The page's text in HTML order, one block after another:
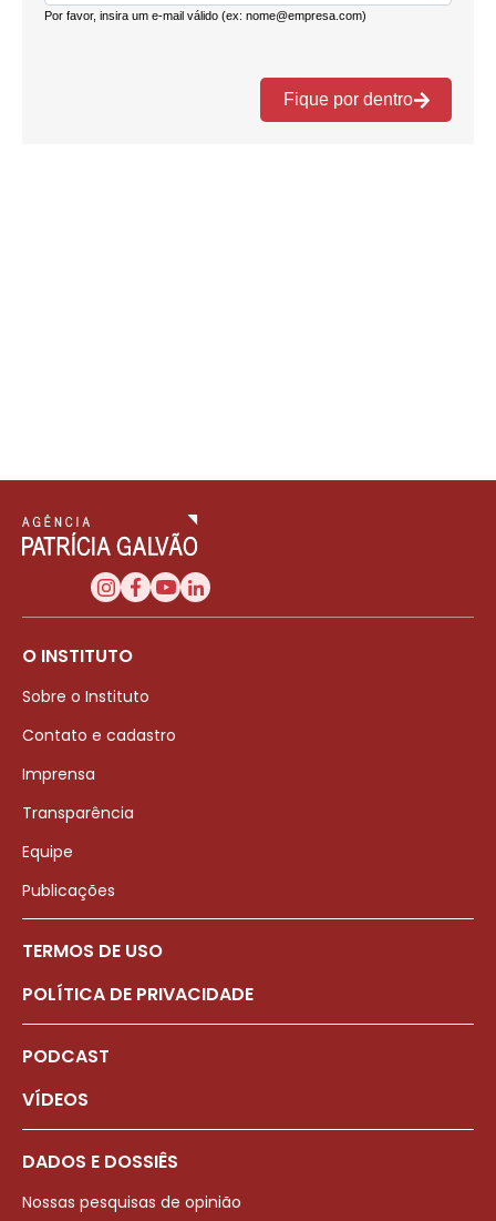
O INSTITUTO
Sobre o Instituto
Contato e cadastro
Imprensa
Transparência
Equipe
Publicações
TERMOS DE USO
POLÍTICA DE PRIVACIDADE
PODCAST
VÍDEOS
DADOS E DOSSIÊS
Nossas pesquisas de opinião